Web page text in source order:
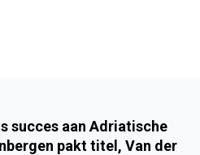
succes aan Adriatische
pakt titel, Van der